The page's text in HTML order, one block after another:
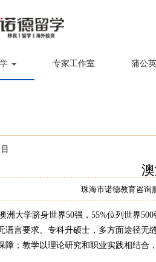
专家工作室 蒲公
珠海市诺德教育咨询
洲大学跻身世界50强，55%位列世界
语言要求、专科升硕士，多方面途径
障；教学以理论研究和职业实践相结合